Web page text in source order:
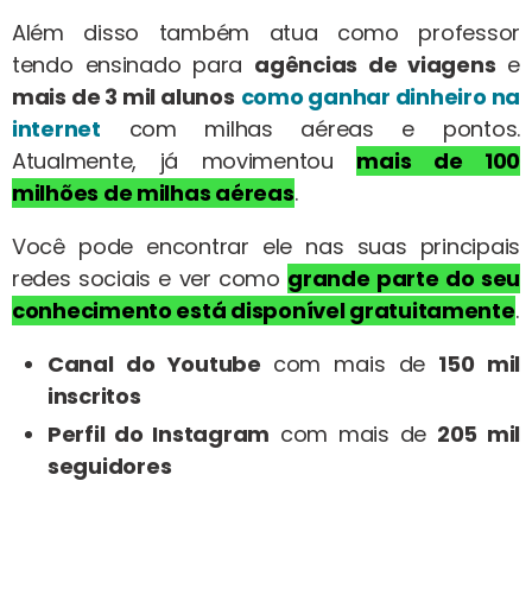
Além disso também atua como professor
tendo ensinado para agências de viagens e
mais de 3 mil alunos como ganhar dinheiro na
internet com milhas aéreas e pontos.
Atualmente, já movimentou mais de 100
milhões de milhas aéreas.
Você pode encontrar ele nas suas principais
redes sociais e ver como grande parte do seu
conhecimento está disponível gratuitamente.
Canal do Youtube com mais de 150 mil
inscritos
Perfil do Instagram com mais de 205 mil
seguidores